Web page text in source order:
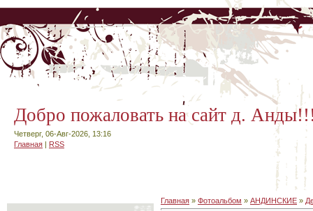
Добро пожаловать на сайт д.
Четверг, 06-Авг-2026, 13:16
Главная | RSS
Главная » Фотоальбом » АНДИНСКИЕ »